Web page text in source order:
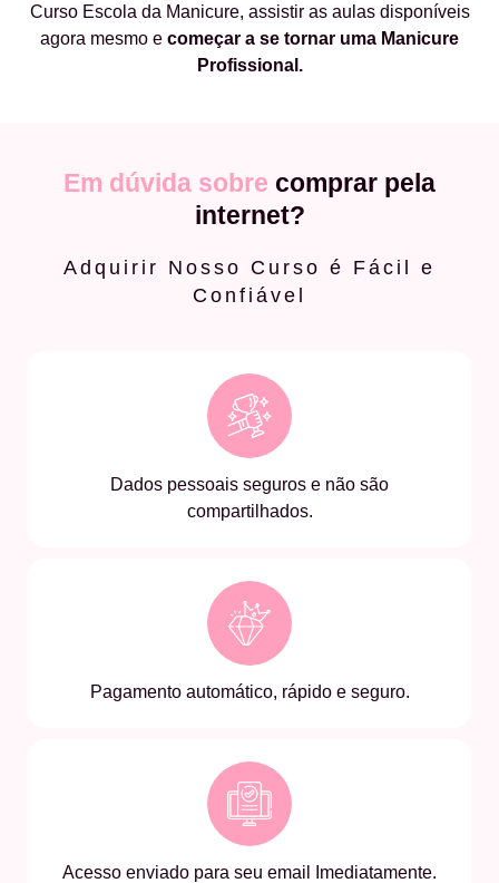
Curso Escola da Manicure, assistir as aulas disponíveis
agora mesmo e começar a se tornar uma Manicure
Profissional.
Em dúvida sobre comprar pela
internet?
Adquirir Nosso Curso é Fácil e
Confiável
Dados pessoais seguros e não são
compartilhados.
Pagamento automático, rápido e seguro.
Acesso enviado para seu email Imediatamente.